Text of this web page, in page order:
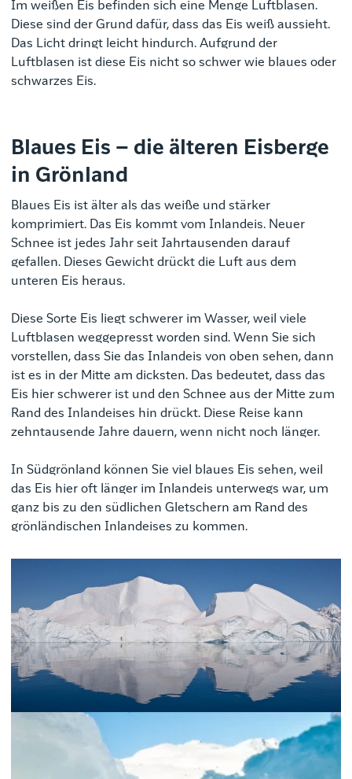
Im weißen Eis befinden sich eine Menge Luftblasen.
Diese sind der Grund dafür, dass das Eis weiß aussieht.
Das Licht dringt leicht hindurch. Aufgrund der
Luftblasen ist diese Eis nicht so schwer wie blaues oder
schwarzes Eis.
Blaues Eis – die älteren Eisberge
in Grönland
Blaues Eis ist älter als das weiße und stärker
komprimiert. Das Eis kommt vom Inlandeis. Neuer
Schnee ist jedes Jahr seit Jahrtausenden darauf
gefallen. Dieses Gewicht drückt die Luft aus dem
unteren Eis heraus.
Diese Sorte Eis liegt schwerer im Wasser, weil viele
Luftblasen weggepresst worden sind. Wenn Sie sich
vorstellen, dass Sie das Inlandeis von oben sehen, dann
ist es in der Mitte am dicksten. Das bedeutet, dass das
Eis hier schwerer ist und den Schnee aus der Mitte zum
Rand des Inlandeises hin drückt. Diese Reise kann
zehntausende Jahre dauern, wenn nicht noch länger.
In Südgrönland können Sie viel blaues Eis sehen, weil
das Eis hier oft länger im Inlandeis unterwegs war, um
ganz bis zu den südlichen Gletschern am Rand des
grönländischen Inlandeises zu kommen.